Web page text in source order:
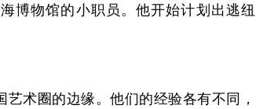
博物馆的小职员。他开始计划出逃纽
术圈的边缘。他们的经验各有不同，